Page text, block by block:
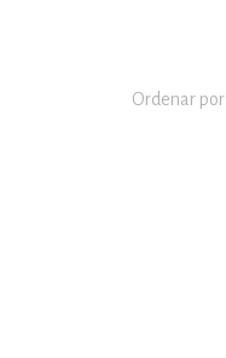
Ordenar por